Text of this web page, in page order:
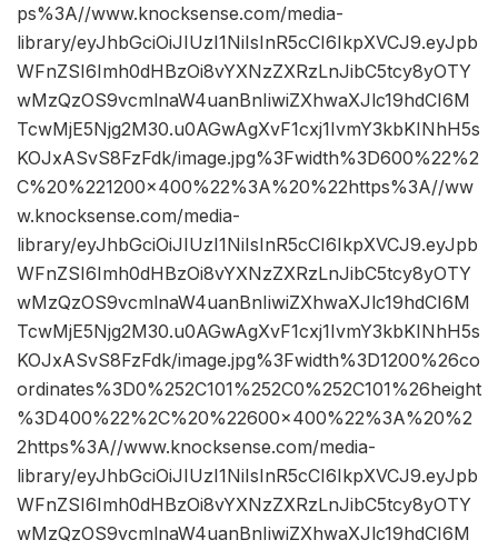
ps%3A//www.knocksense.com/media-
library/eyJhbGciOiJIUzI1NiIsInR5cCI6IkpXVCJ9.eyJpb
WFnZSI6Imh0dHBzOi8vYXNzZXRzLnJibC5tcy8yOTY
wMzQzOS9vcmlnaW4uanBnIiwiZXhwaXJlc19hdCI6M
TcwMjE5Njg2M30.u0AGwAgXvF1cxj1IvmY3kbKINhH5s
KOJxASvS8FzFdk/image.jpg%3Fwidth%3D600%22%2
C%20%221200×400%22%3A%20%22https%3A//ww
w.knocksense.com/media-
library/eyJhbGciOiJIUzI1NiIsInR5cCI6IkpXVCJ9.eyJpb
WFnZSI6Imh0dHBzOi8vYXNzZXRzLnJibC5tcy8yOTY
wMzQzOS9vcmlnaW4uanBnIiwiZXhwaXJlc19hdCI6M
TcwMjE5Njg2M30.u0AGwAgXvF1cxj1IvmY3kbKINhH5s
KOJxASvS8FzFdk/image.jpg%3Fwidth%3D1200%26co
ordinates%3D0%252C101%252C0%252C101%26height
%3D400%22%2C%20%22600×400%22%3A%20%2
2https%3A//www.knocksense.com/media-
library/eyJhbGciOiJIUzI1NiIsInR5cCI6IkpXVCJ9.eyJpb
WFnZSI6Imh0dHBzOi8vYXNzZXRzLnJibC5tcy8yOTY
wMzQzOS9vcmlnaW4uanBnIiwiZXhwaXJlc19hdCI6M